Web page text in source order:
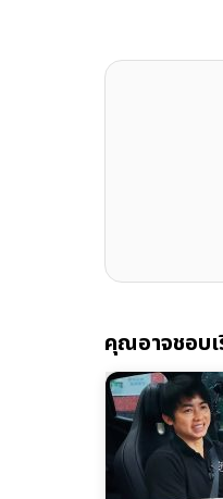
คุณอาจชอบเ